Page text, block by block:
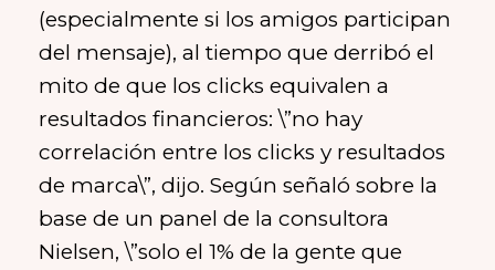
(especialmente si los amigos participan
del mensaje), al tiempo que derribó el
mito de que los clicks equivalen a
resultados financieros: \”no hay
correlación entre los clicks y resultados
de marca\”, dijo. Según señaló sobre la
base de un panel de la consultora
Nielsen, \”solo el 1% de la gente que